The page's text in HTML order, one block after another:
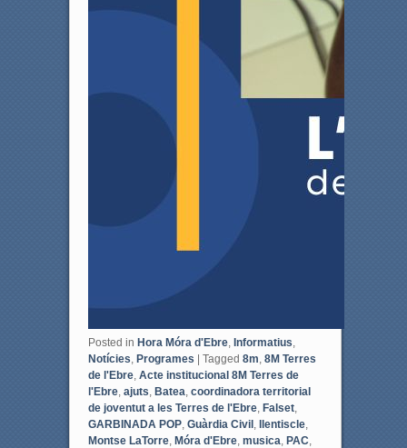
Posted in Hora Móra d'Ebre, Informatius
Notícies Programes | Tagged 8m 8M Terres
de l'Ebre, Acte institucional 8M Terres de
l'Ebre, ajuts Batea coordinadora territorial
de joventut a les Terres de l'Ebre, Falset,
GARBINADA POP, Guàrdia Civil, llentiscle,
Montse LaTorre, Móra d'Ebre, musica PAC